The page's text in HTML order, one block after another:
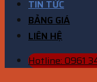
TIN TỨC
BẢNG GIÁ
LIÊN HỆ
Hotline: 0961